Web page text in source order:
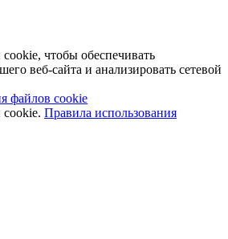
чтобы обеспечивать
веб-сайта и анализировать сетевой
файлов cookie
Правила использования